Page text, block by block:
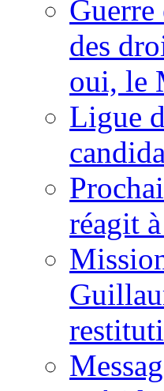
des
oui, le
Ligue
réagit